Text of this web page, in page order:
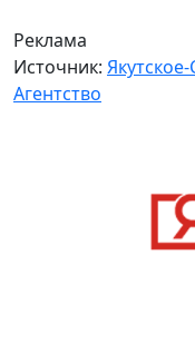
Реклама
Источник:
Агентство